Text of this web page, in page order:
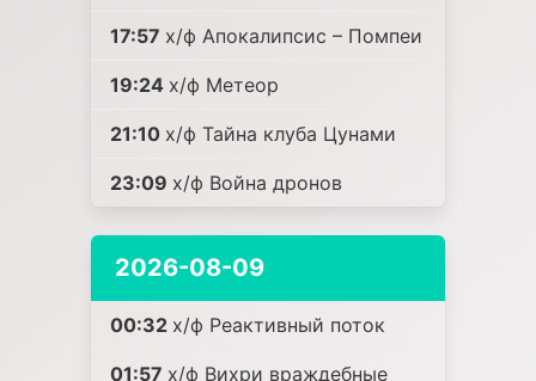
17:57 х/ф Апокалипсис – Помпеи
19:24 х/ф Метеор
21:10 х/ф Тайна клуба Цунами
23:09 х/ф Война дронов
2026-08-09
00:32 х/ф Реактивный поток
01:57 х/ф Вихри враждебные